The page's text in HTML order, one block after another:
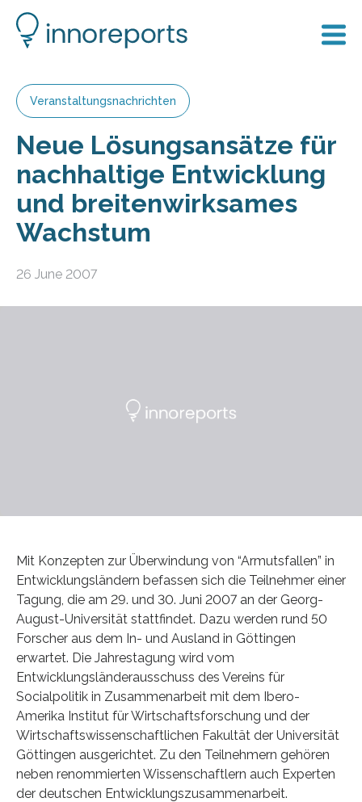
Veranstaltungsnachrichten
Neue Lösungsansätze für
nachhaltige Entwicklung
und breitenwirksames
Wachstum
26 June 2007
Mit Konzepten zur Überwindung von “Armutsfallen” in
Entwicklungsländern befassen sich die Teilnehmer einer
Tagung, die am 29. und 30. Juni 2007 an der Georg-
August-Universität stattfindet. Dazu werden rund 50
Forscher aus dem In- und Ausland in Göttingen
erwartet. Die Jahrestagung wird vom
Entwicklungsländerausschuss des Vereins für
Socialpolitik in Zusammenarbeit mit dem Ibero-
Amerika Institut für Wirtschaftsforschung und der
Wirtschaftswissenschaftlichen Fakultät der Universität
Göttingen ausgerichtet. Zu den Teilnehmern gehören
neben renommierten Wissenschaftlern auch Experten
der deutschen Entwicklungszusammenarbeit.